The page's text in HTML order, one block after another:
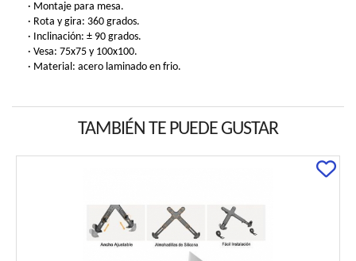
· Montaje para mesa.
· Rota y gira: 360 grados.
· Inclinación: ± 90 grados.
· Vesa: 75x75 y 100x100.
· Material: acero laminado en frio.
TAMBIÉN TE PUEDE GUSTAR